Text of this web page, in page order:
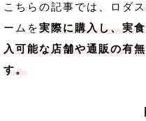
こちらの記事では、ロダ
ームを実際に購入し、実
入可能な店舗や通販の有
す。